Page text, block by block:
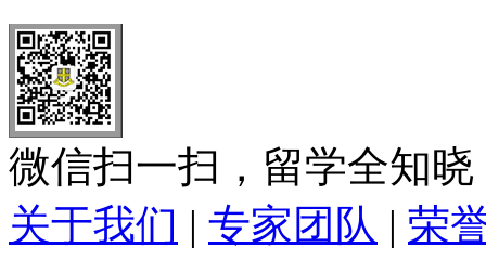
微信扫一扫，留学全知晓
关于我们 | 专家团队 | 荣